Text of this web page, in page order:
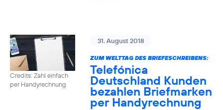
Credits: Zahl einfach
per Handyrechnung
31. August 2018
ZUM WELTTAG DES BRIEFESCHREIBENS:
Telefónica
Deutschland Kunden
bezahlen Briefmarken
per Handyrechnung